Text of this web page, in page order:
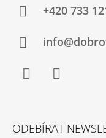
+420 733
ODEBÍRAT